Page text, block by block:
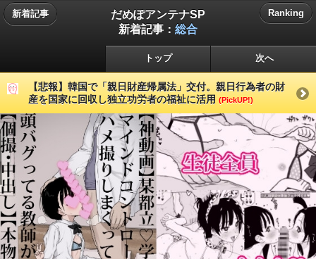
新着記事
だめぽアンテナSP
新着記事： 総合
Ranking
トップ 次へ
【悲報】韓国で「親日財産帰属法」交付。親日行為者の財
産を国家に回収し独立功労者の福祉に活用 (PickUP!)